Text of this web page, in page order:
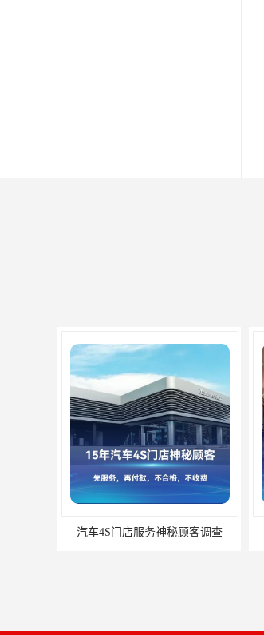
汽车4S门店服务神秘顾客调查